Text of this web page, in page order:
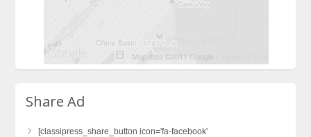
Share Ad
[classipress_share_button icon='fa-facebook'